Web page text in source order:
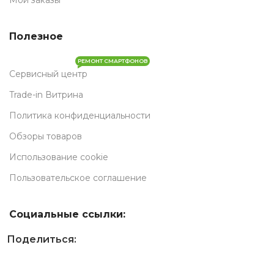
Полезное
Сервисный центр
РЕМОНТ СМАРТФОНОВ
Trade-in Витрина
Политика конфиденциальности
Обзоры товаров
Использование cookie
Пользовательское соглашение
Социальные ссылки:
Поделиться: